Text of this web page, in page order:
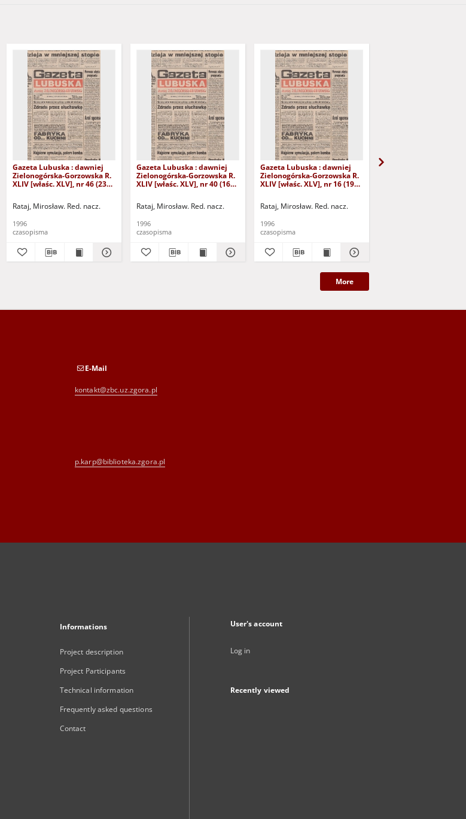
Gazeta Lubuska : dawniej
Zielonogórska-Gorzowska R.
XLIV [właśc. XLV], nr 46 (23
Rataj, Mirosław. Red. nacz.
1996
czasopisma
Gazeta Lubuska : dawniej
Zielonogórska-Gorzowska R.
XLIV [właśc. XLV], nr 40 (16
Rataj, Mirosław. Red. nacz.
1996
czasopisma
Gazeta Lubuska : dawniej
Zielonogórska-Gorzowska R.
XLIV [właśc. XLV], nr 16 (19
Rataj, Mirosław. Red. nacz.
1996
czasopisma
More
E-Mail
kontakt@zbc.uz.zgora.pl
p.karp@biblioteka.zgora.pl
Informations
Project description
Project Participants
Technical information
Frequently asked questions
Contact
User's account
Log in
Recently viewed